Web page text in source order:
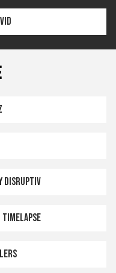
Disruptiv
Timelapse